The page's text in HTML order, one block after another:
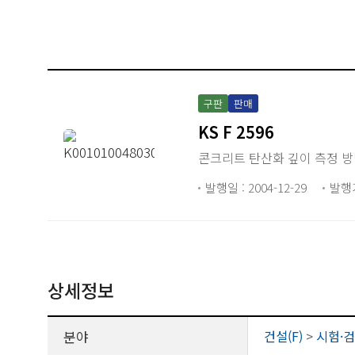
구판 판매
KS F 2596
콘크리트 탄산화 깊이 측정
발행일 : 2004-12-29 발
상세정보
분야 건설(F) > 시험·